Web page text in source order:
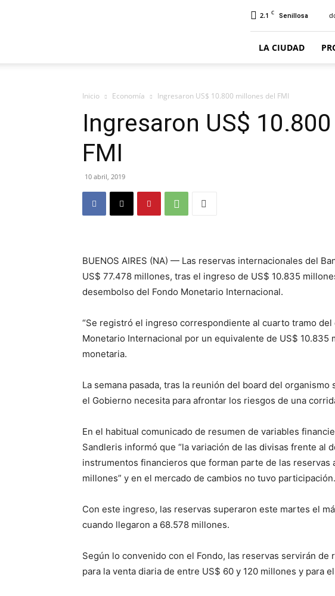
2.1 C Senillosa
LA CIUDAD
Inicio Economía Ingresaron US$ 10.800 millones del FMI
Ingresaron US$
FMI
10 abril, 2019
BUENOS AIRES (NA) — Las reservas internacionales del
US$ 77.478 millones, tras el ingreso de US$ 10.835
desembolso del Fondo Monetario Internacional.
“Se registró el ingreso correspondiente al cuarto tramo del
Monetario Internacional por un equivalente de US$ 10.835
monetaria.
La semana pasada, tras la reunión del board del
el Gobierno necesita para afrontar los riesgos de una
En el habitual comunicado de resumen de variables
Sandleris informó que “la variación de las divisas frente al
instrumentos financieros que forman parte de las
millones” y en el mercado de cambios no tuvo participación.
Con este ingreso, las reservas superaron este martes el
cuando llegaron a 68.578 millones.
Según lo convenido con el Fondo, las reservas servirán
para la venta diaria de entre US$ 60 y 120 millones y para